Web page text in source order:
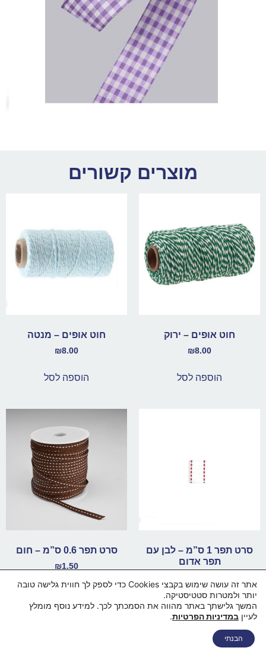
מוצרים קשורים
חוט אופים – ירוק
₪8.00
הוספה לסל
חוט אופים – מנטה
₪8.00
הוספה לסל
סרט תפר 1 ס”מ – לבן עם
תפר אדום
הוספה לסל
סרט תפר 0.6 ס”מ – חום
₪1.50
דף הבית
מדיניות פרטיות
אתר זה עושה שימוש בקבצי Cookies כדי לספק לך חווית גלישה טובה
יותר ולמטרות סטטיסטיקה.
המשך גלישתך באתר מהווה את הסמכתך לכך. למידע נוסף מומלץ
לעיין במדיניות הפרטיות.
הבנתי